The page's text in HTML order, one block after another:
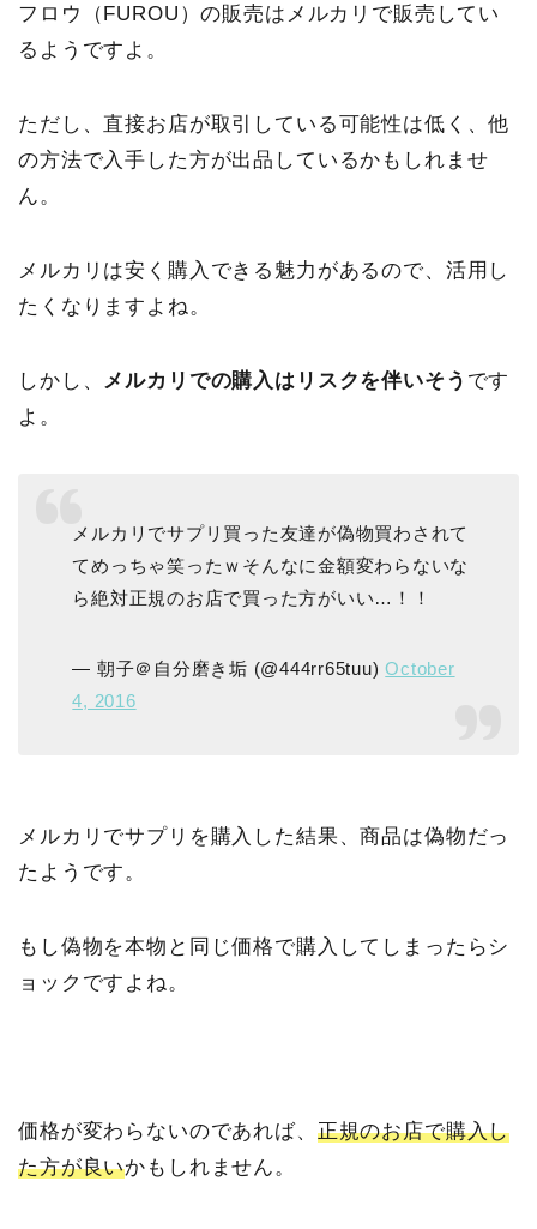
フロウ（FUROU）の販売はメルカリで販売してい
るようですよ。
ただし、直接お店が取引している可能性は低く、他
の方法で入手した方が出品しているかもしれませ
ん。
メルカリは安く購入できる魅力があるので、活用し
たくなりますよね。
しかし、 メルカリでの購入はリスクを伴いそう です
よ。
メルカリでサプリ買った友達が偽物買わされて
てめっちゃ笑ったｗそんなに金額変わらないな
ら絶対正規のお店で買った方がいい…！！
— 朝子＠自分磨き垢 (@444rr65tuu)October
4, 2016
メルカリでサプリを購入した結果、商品は偽物だっ
たようです。
もし偽物を本物と同じ価格で購入してしまったらシ
ョックですよね。
価格が変わらないのであれば、 正規のお店で購入し
た方が良いかもしれません。